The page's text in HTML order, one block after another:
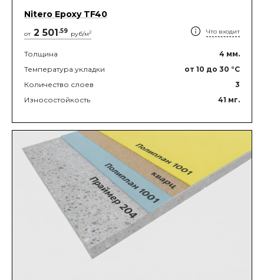
Nitero Epoxy TF40
от 2 501.59 руб/м2 Что входит
Толщина 4 мм.
Температура укладки
от 10 до 30 °C
Количество слоев
3
Износостойкость
41 мг.